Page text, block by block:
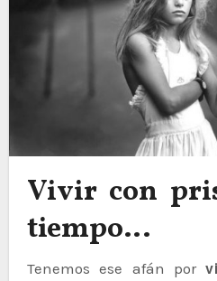
Vivir con
tiempo…
Tenemos ese afán por